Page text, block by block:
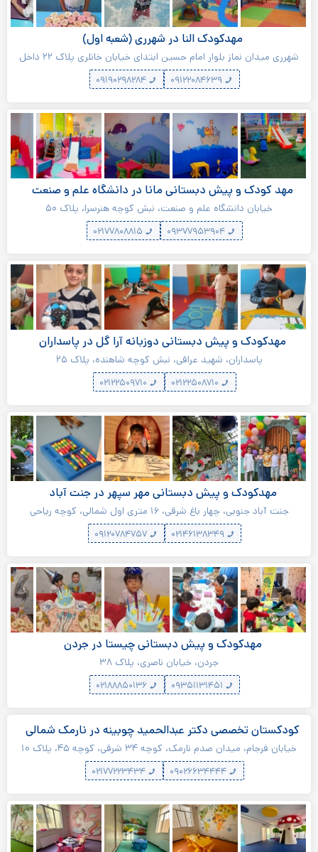
مهدکودک النا در شهرری (شعبه اول)
شهرری میدان نماز بلوار امام حسین ابتدای خیابان خانلری پلاک ۲۲ داخل
مجموعه شهید رجایی درب اول سمت راست
مهد کودک و پیش دبستانی مانا در دانشگاه علم و صنعت
خیابان دانشگاه علم و صنعت، نبش کوچه هنرسرا، پلاک ۵۰
مهدکودک و پیش دبستانی دوزبانه آرا گل در پاسداران
پاسداران، شهید عراقی، نبش کوچه شاهنده، پلاک ۲۵
مهدکودک و پیش دبستانی مهر سپهر در جنت آباد
جنت آباد جنوبی، چهار باغ شرقی، ۱۶ متری اول شمالی، کوچه ریاحی
غربی، پلاک ۴۵
۰۲۱۴۶۱۳۸۳۴۹ ۰۹۱۲۰۷۸۴۷۵۷
مهدکودک و پیش دبستانی چیستا در جردن
جردن، خیابان ناصری، پلاک ۳۸
۰۲۱۸۸۸۵۰۱۳۶
کودکستان تخصصی دکتر عبدالحمید چوبینه در نارمک شمالی
خیابان فرجام، میدان صدم نارمک، کوچه ۳۴ شرقی، کوچه ۴۵، پلاک ۱۰